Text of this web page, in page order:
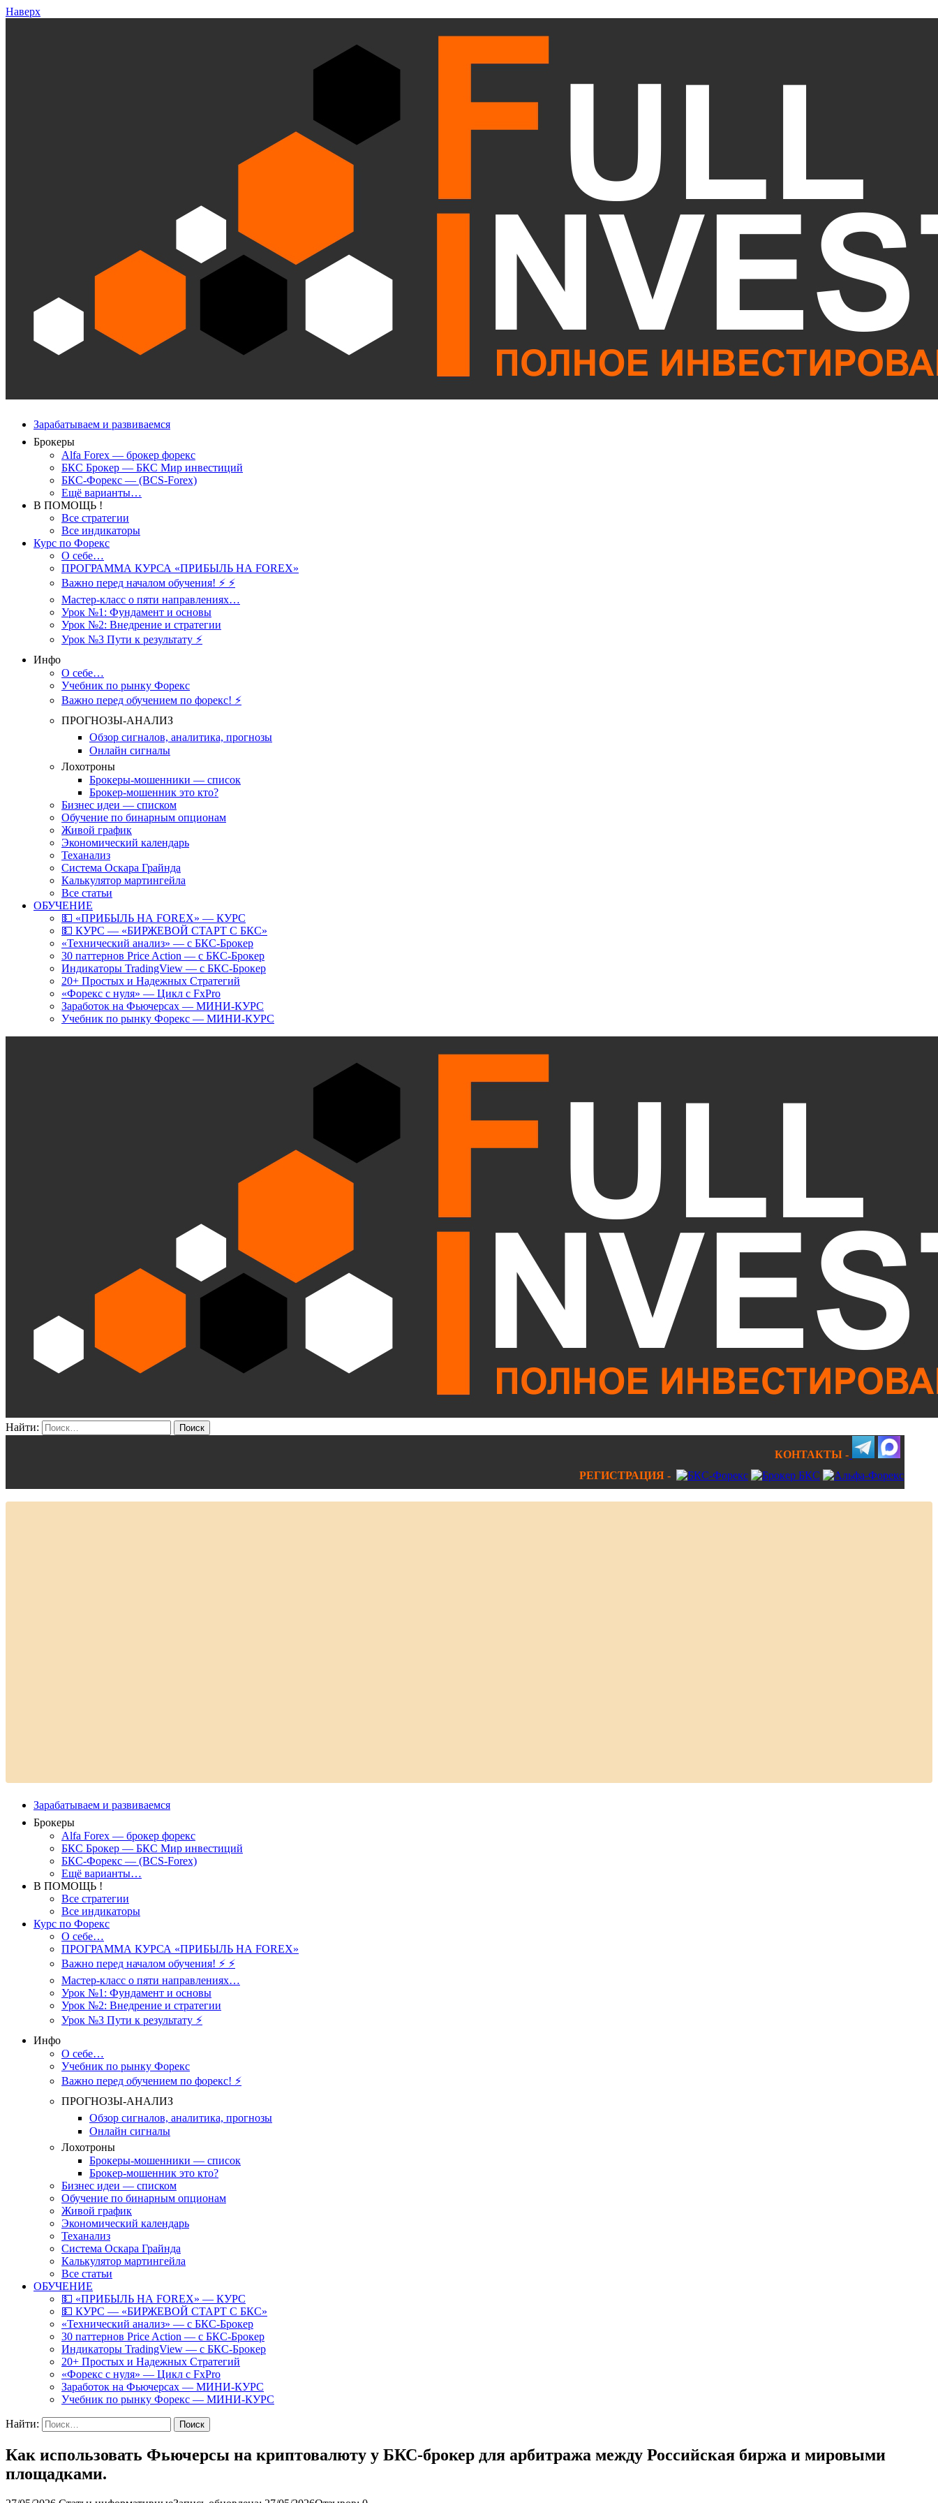
Наверх
Зарабатываем и развиваемся
Брокеры
Alfa Forex — брокер форекс
БКС Брокер — БКС Мир инвестиций
БКС-Форекс — (BCS-Forex)
Ещё варианты…
В ПОМОЩЬ !
Все стратегии
Все индикаторы
Курс по Форекс
О себе…
ПРОГРАММА КУРСА «ПРИБЫЛЬ НА FOREX»
Важно перед началом обучения! ⚡ ⚡
Мастер-класс о пяти направлениях…
Урок №1: Фундамент и основы
Урок №2: Внедрение и стратегии
Урок №3 Пути к результату ⚡️
Инфо
О себе…
Учебник по рынку Форекс
Важно перед обучением по форекс! ⚡
ПРОГНОЗЫ-АНАЛИЗ
Обзор сигналов, аналитика, прогнозы
Онлайн сигналы
Лохотроны
Брокеры-мошенники — список
Брокер-мошенник это кто?
Бизнес идеи — списком
Обучение по бинарным опционам
Живой график
Экономический календарь
Теханализ
Система Оскара Грайнда
Калькулятор мартингейла
Все статьи
ОБУЧЕНИЕ
💵 «ПРИБЫЛЬ НА FOREX» — КУРС
💵 КУРС — «БИРЖЕВОЙ СТАРТ С БКС»
«Технический анализ» — с БКС-Брокер
30 паттернов Price Action — с БКС-Брокер
Индикаторы TradingView — с БКС-Брокер
20+ Простых и Надежных Стратегий
«Форекс с нуля» — Цикл с FxPro
Заработок на Фьючерсах — МИНИ-КУРС
Учебник по рынку Форекс — МИНИ-КУРС
Найти:
КОНТАКТЫ -
РЕГИСТРАЦИЯ -
Зарабатываем и развиваемся
Брокеры
Alfa Forex — брокер форекс
БКС Брокер — БКС Мир инвестиций
БКС-Форекс — (BCS-Forex)
Ещё варианты…
В ПОМОЩЬ !
Все стратегии
Все индикаторы
Курс по Форекс
О себе…
ПРОГРАММА КУРСА «ПРИБЫЛЬ НА FOREX»
Важно перед началом обучения! ⚡ ⚡
Мастер-класс о пяти направлениях…
Урок №1: Фундамент и основы
Урок №2: Внедрение и стратегии
Урок №3 Пути к результату ⚡️
Инфо
О себе…
Учебник по рынку Форекс
Важно перед обучением по форекс! ⚡
ПРОГНОЗЫ-АНАЛИЗ
Обзор сигналов, аналитика, прогнозы
Онлайн сигналы
Лохотроны
Брокеры-мошенники — список
Брокер-мошенник это кто?
Бизнес идеи — списком
Обучение по бинарным опционам
Живой график
Экономический календарь
Теханализ
Система Оскара Грайнда
Калькулятор мартингейла
Все статьи
ОБУЧЕНИЕ
💵 «ПРИБЫЛЬ НА FOREX» — КУРС
💵 КУРС — «БИРЖЕВОЙ СТАРТ С БКС»
«Технический анализ» — с БКС-Брокер
30 паттернов Price Action — с БКС-Брокер
Индикаторы TradingView — с БКС-Брокер
20+ Простых и Надежных Стратегий
«Форекс с нуля» — Цикл с FxPro
Заработок на Фьючерсах — МИНИ-КУРС
Учебник по рынку Форекс — МИНИ-КУРС
Найти:
Как использовать Фьючерсы на криптовалюту у БКС-брокер для арбитража между Российская биржа и мировыми
площадками.